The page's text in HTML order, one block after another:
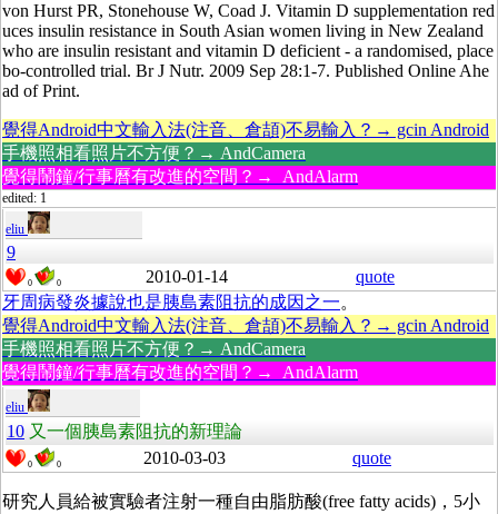
von Hurst PR, Stonehouse W, Coad J. Vitamin D supplementation red
uces insulin resistance in South Asian women living in New Zealand
who are insulin resistant and vitamin D deficient - a randomised, place
bo-controlled trial. Br J Nutr. 2009 Sep 28:1-7. Published Online Ahe
ad of Print.
覺得Android中文輸入法(注音、倉頡)不易輸入？→ gcin Android
手機照相看照片不方便？→ AndCamera
覺得鬧鐘/行事曆有改進的空間？→ AndAlarm
edited: 1
eliu
9
0 0 2010-01-14
quote
牙周病發炎據說也是胰島素阻抗的成因之一。
覺得Android中文輸入法(注音、倉頡)不易輸入？→ gcin Android
手機照相看照片不方便？→ AndCamera
覺得鬧鐘/行事曆有改進的空間？→ AndAlarm
eliu
10 又一個胰島素阻抗的新理論
0 0 2010-03-03 quote
研究人員給被實驗者注射一種自由脂肪酸(free fatty acids)，5小